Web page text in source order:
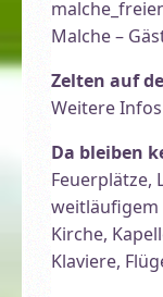
Malche –
Zelten auf
Weitere
Da bleiben
Feuerplätze,
weitläufigem
Kirche,
Klaviere,